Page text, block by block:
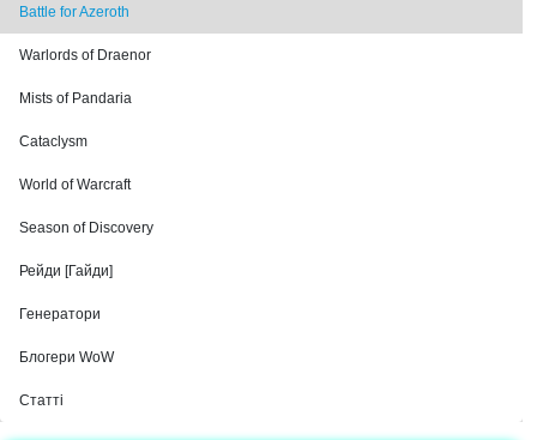
Battle for Azeroth
Warlords of Draenor
Mists of Pandaria
Cataclysm
World of Warcraft
Season of Discovery
Рейди [Гайди]
Генератори
Блогери WoW
Статті